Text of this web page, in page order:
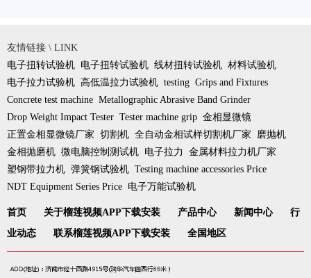
友情链接 \ LINK
电子扭转试验机 电子扭转试验机 线材扭转试验机 材料试验机
电子拉力试验机 高低温拉力试验机 testing Grips and Fixtures
Concrete test machine Metallographic Abrasive Band Grinder
Drop Weight Impact Tester Tester machine grip 金相显微镜
正置金相显微镜厂家 切割机 全自动金相试样切割机厂家
磨抛机
金相抛磨机 微电脑控制测试机 电子拉力
金属材料拉力机厂家
塑钢带拉力机 弹簧钢试验机 Testing machine accessories Price
NDT Equipment Series Price 电子万能试验机
首页 关于榴莲视频APP下载安装 产品中心 新闻中心
行
业动态
联系榴莲视频APP下载安装 全国地区